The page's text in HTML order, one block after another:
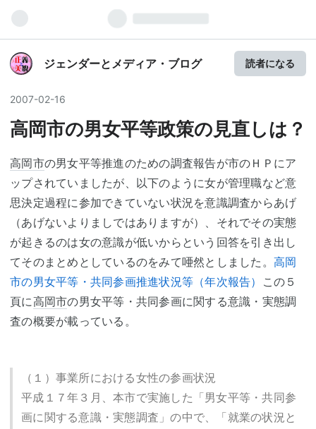
ジェンダーとメディア・ブログ 読者になる
2007-02-16
高岡市の男女平等政策の見直しは？
高岡市の男女平等推進のための調査報告が市のＨＰにア
ップされていましたが、以下のように女が管理職など意
思決定過程に参加できていない状況を意識調査からあげ
（あげないよりましではありますが）、それでその実態
が起きるのは女の意識が低いからという回答を引き出し
てそのまとめとしているのをみて唖然としました。 高岡
市の男女平等・共同参画推進状況等（年次報告）
この５
頁に高岡市の男女平等・共同参画に関する意識・実態調
査の概要が載っている。
（１）事業所における女性の参画状況
平成１７年３月、本市で実施した「男女平等・共同参
画に関する意識・実態調査」の中で、「就業の状況と